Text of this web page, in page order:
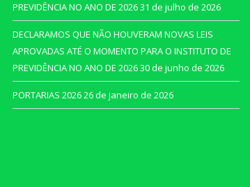
PREVIDÊNCIA NO ANO DE 202631 de julho de 2026
DECLARAMOS QUE NÃO HOUVERAM NOVAS LEIS
APROVADAS ATÉ O MOMENTO PARA O INSTITUTO DE
PREVIDÊNCIA NO ANO DE 202630 de junho de 2026
PORTARIAS 202626 de janeiro de 2026